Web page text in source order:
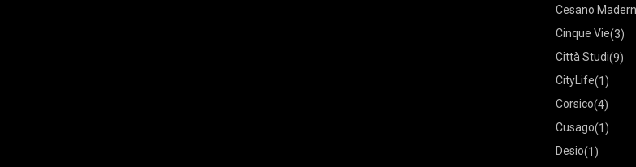
Cesano
Cinque Vie(3)
Città Studi(9)
CityLife(1)
Corsico(4)
Cusago(1)
Desio(1)